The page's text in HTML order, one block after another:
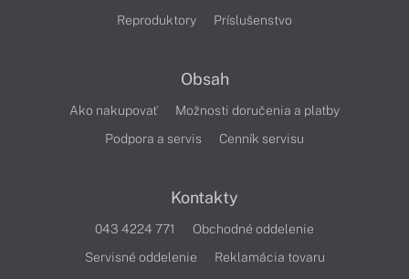
Reproduktory
Príslušenstvo
Obsah
Ako nakupovať
Možnosti doručenia a platby
Podpora a servis
Cenník servisu
Kontakty
043 4224 771
Obchodné oddelenie
Servisné oddelenie
Reklamácia tovaru